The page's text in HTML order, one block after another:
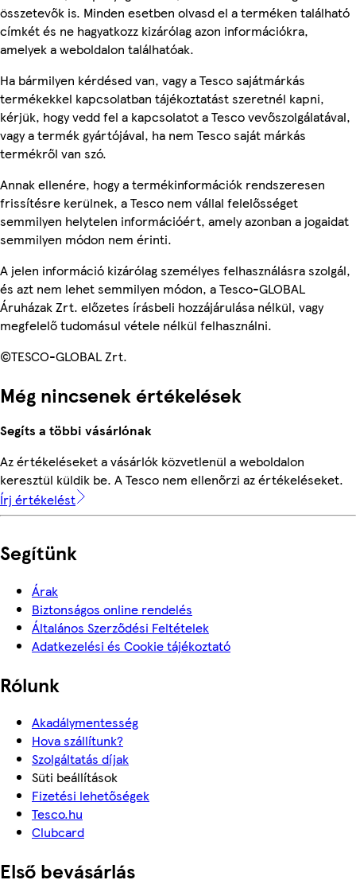
összetevők is. Minden esetben olvasd el a terméken található
címkét és ne hagyatkozz kizárólag azon információkra,
amelyek a weboldalon találhatóak.
Ha bármilyen kérdésed van, vagy a Tesco sajátmárkás
termékekkel kapcsolatban tájékoztatást szeretnél kapni,
kérjük, hogy vedd fel a kapcsolatot a Tesco vevőszolgálatával,
vagy a termék gyártójával, ha nem Tesco saját márkás
termékről van szó.
Annak ellenére, hogy a termékinformációk rendszeresen
frissítésre kerülnek, a Tesco nem vállal felelősséget
semmilyen helytelen információért, amely azonban a jogaidat
semmilyen módon nem érinti.
A jelen információ kizárólag személyes felhasználásra szolgál,
és azt nem lehet semmilyen módon, a Tesco-GLOBAL
Áruházak Zrt. előzetes írásbeli hozzájárulása nélkül, vagy
megfelelő tudomásul vétele nélkül felhasználni.
©TESCO-GLOBAL Zrt.
Még nincsenek értékelések
Segíts a többi vásárlónak
Az értékeléseket a vásárlók közvetlenül a weboldalon
keresztül küldik be. A Tesco nem ellenőrzi az értékeléseket.
Írj értékelést
Segítünk
Árak
Biztonságos online rendelés
Általános Szerződési Feltételek
Adatkezelési és Cookie tájékoztató
Rólunk
Akadálymentesség
Hova szállítunk?
Szolgáltatás díjak
Süti beállítások
Fizetési lehetőségek
Tesco.hu
Clubcard
Első bevásárlás